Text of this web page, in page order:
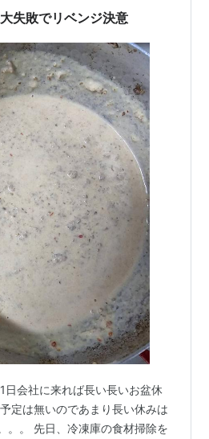
失敗でリベンジ決意
日会社に来れば長い長いお盆休
定は無いのであまり長い休みは
。。 先日、冷凍庫の食材掃除を